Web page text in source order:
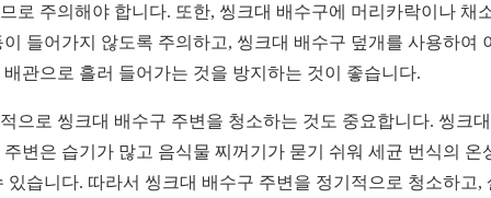
로 주의해야 합니다. 또한, 씽크대 배수구에 머리카락이나 채
이 들어가지 않도록 주의하고, 씽크대 배수구 덮개를 사용하여
배관으로 흘러 들어가는 것을 방지하는 것이 좋습니다.
으로 씽크대 배수구 주변을 청소하는 것도 중요합니다. 씽크
주변은 습기가 많고 음식물 찌꺼기가 묻기 쉬워 세균 번식의 온
있습니다. 따라서 씽크대 배수구 주변을 정기적으로 청소하고,